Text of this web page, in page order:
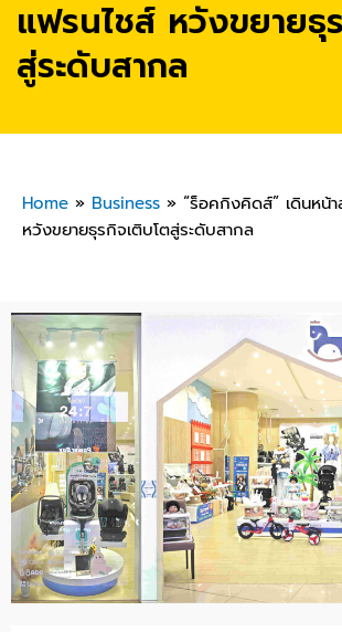
แฟรนไชส์ หวังขยายธุ
สู่ระดับสากล
Home » Business » “ร็อคกิงคิดส์” เดินหน้า
หวังขยายธุรกิจเติบโตสู่ระดับสากล